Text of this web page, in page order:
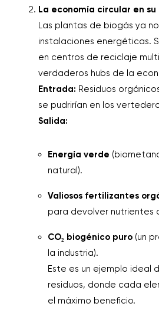
La economía circular en
Las plantas de biogás ya
instalaciones energéticas.
en centros de reciclaje
verdaderos hubs de la
Entrada: Residuos
se pudrirían en los
Salida:
Energía verde
natural).
Valiosos fertilizantes
para devolver nutrientes
CO₂ biogénico puro (un
la industria).
Este es un ejemplo ideal
residuos, donde cada
el máximo beneficio.